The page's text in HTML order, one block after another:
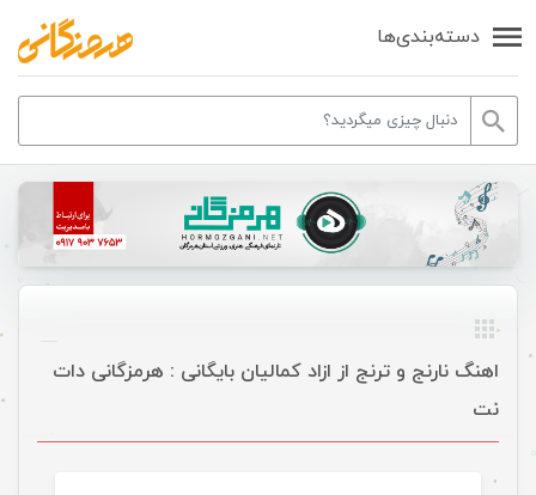
دسته‌بندی‌ها
اهنگ نارنج و ترنج از ازاد کمالیان بایگانی : هرمزگانی دات
نت